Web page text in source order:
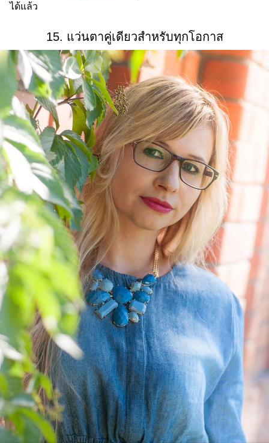
ได้แล้ว
15. แว่นตาคู่เดียวสำหรับทุกโอกาส